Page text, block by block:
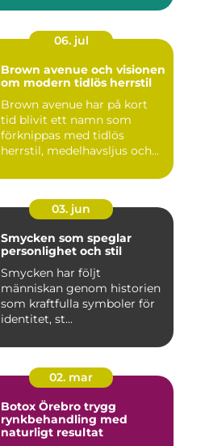
06. jul
Brown avenue och visionen
om modern tidlös herrstil
Brown avenue har på kort
tid blivit ett namn som
förknippas med tidlös
herrstil, medelhavsljus och
03. jun
Smycken som speglar
personlighet och stil
Smycken har följt
människan genom historien
som kraftfulla symboler för
identitet, st...
02. mar
Botox Örebro trygg
rynkbehandling med
naturligt resultat